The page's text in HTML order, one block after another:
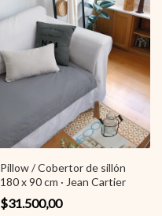
Pillow / Cobertor de sillón
180 x 90 cm · Jean Cartier
$31.500,00